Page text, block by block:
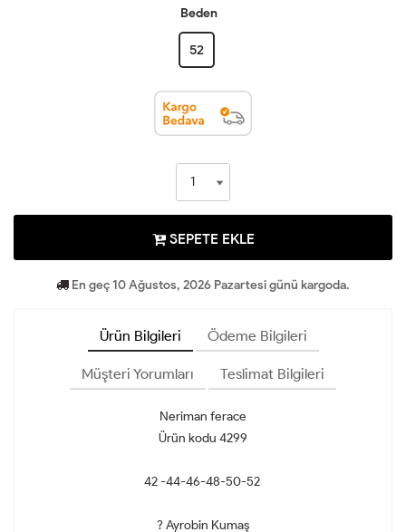
Beden
52
SEPETE EKLE
En geç 10 Ağustos, 2026 Pazartesi günü kargoda.
Ürün Bilgileri Ödeme Bilgileri
Müşteri Yorumları Teslimat Bilgileri
Neriman ferace
Ürün kodu 4299
42 -44-46-48-50-52
? Ayrobin Kumaş